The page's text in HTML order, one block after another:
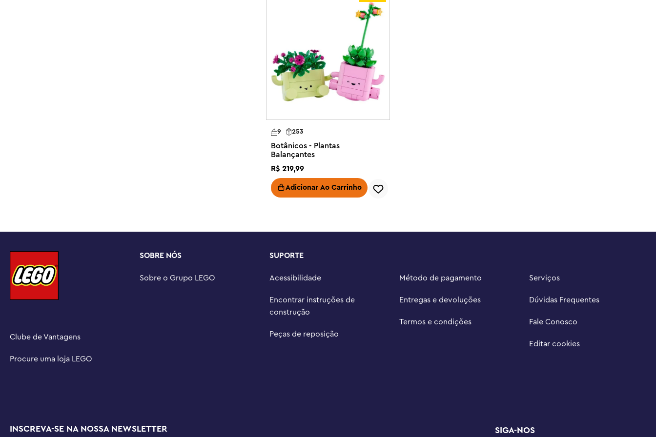
roxos, uma echeveria chamada Ellie com caule alto e botões corais, além de 2 vasos de
VASOS EM CORES PASTEL – O conjunto inclui um vaso verde claro e um vaso rosa claro
que são intercambiáveis, para que as crianças possam escolher qual planta será colocada
orgulho como decoração de quarto, estante ou escrivaninha e impressionar os amigos
IDEIA DE PRESENTE PARA CRIANÇAS – Espalhe alegria oferecendo este conjunto como um
COMBINE E MISTURE – Estas plantas e vasos são compatíveis com o conjunto LEGO®
Botanicals Plantas Felizes (10349), vendido separadamente, para que as crianças possam
separadamente) da coleção LEGO Botânicas, onde você encontrará buquês vibrantes,
DIMENSÕES – O conjunto contém 253 peças e a delosperma mede mais de 7 cm de altura
e 9 cm de largura, enquanto a echeveria mede mais de 14 cm de altura e 8 cm de largura.
253
9
Botânicos - Plantas
Balançantes
R$ 219,99
Adicionar Ao Carrinho
Clube de Vantagens
Procure uma loja LEGO
SOBRE NÓS
Sobre o Grupo LEGO
SUPORTE
Acessibilidade
Encontrar instruções de
construção
Peças de reposição
Método de pagamento
Entregas e devoluções
Termos e condições
Serviços
Dúvidas Frequentes
Fale Conosco
Editar cookies
INSCREVA-SE NA NOSSA NEWSLETTER SIGA-NOS